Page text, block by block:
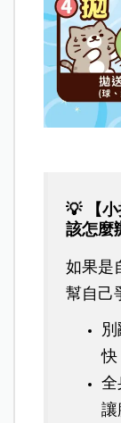
💡 【
該怎麼
如果是
幫自己
快
全
讓